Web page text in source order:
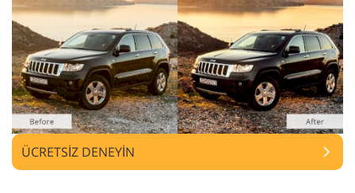
ÜCRETSIZ DENEYIN